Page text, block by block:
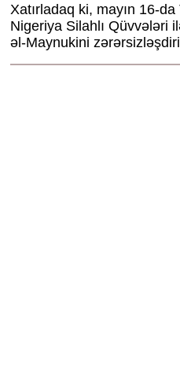
Xatırladaq ki, mayın 16-
Nigeriya Silahlı Qüvvələri
əl-Maynukini